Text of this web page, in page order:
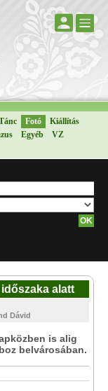
Fotó
Kiállítás
Egyéb
VZ
alatt
Dávid
is alig
belvárosában.